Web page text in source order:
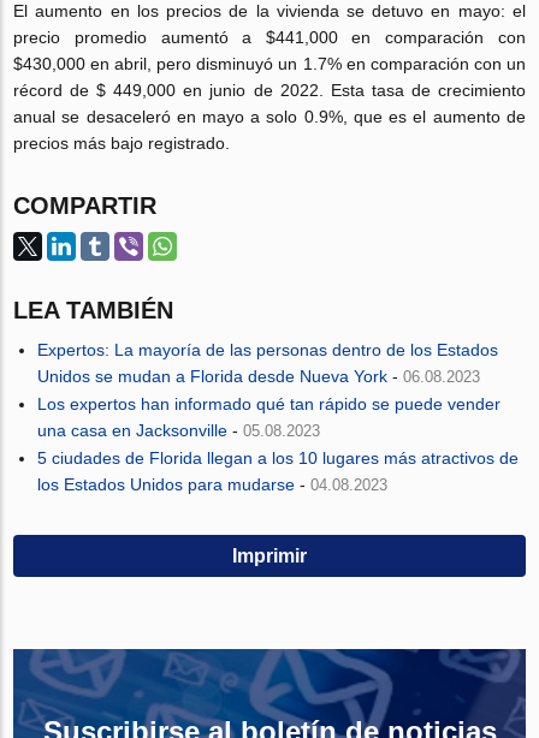
El aumento en los precios de la vivienda se detuvo en mayo: el
precio promedio aumentó a $441,000 en comparación con
$430,000 en abril, pero disminuyó un 1.7% en comparación con un
récord de $ 449,000 en junio de 2022. Esta tasa de crecimiento
anual se desaceleró en mayo a solo 0.9%, que es el aumento de
precios más bajo registrado.
COMPARTIR
LEA TAMBIÉN
Expertos: La mayoría de las personas dentro de los Estados
Unidos se mudan a Florida desde Nueva York -06.08.2023
Los expertos han informado qué tan rápido se puede vender
una casa en Jacksonville -05.08.2023
5 ciudades de Florida llegan a los 10 lugares más atractivos de
los Estados Unidos para mudarse -04.08.2023
Imprimir
Suscribirse al boletín de noticias